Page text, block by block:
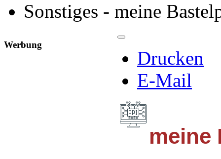
Sonstiges - meine
Werbung
Drucken
E-Mail
meine